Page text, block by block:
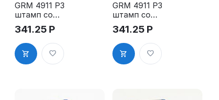
GRM 4911 P3
штамп со
стандартны
м словом -
"Вход. №"
1.22"
341.25 Р
GRM 4911 P3
штамп со
стандартны
м словом -
"Исх. №"
1.23"
341.25 Р